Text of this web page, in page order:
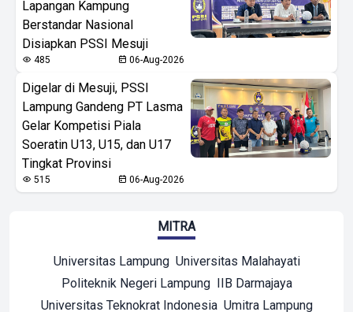
Lapangan Kampung
Berstandar Nasional
Disiapkan PSSI Mesuji
485 06-Aug-2026
Digelar di Mesuji, PSSI
Lampung Gandeng PT Lasma
Gelar Kompetisi Piala
Soeratin U13, U15, dan U17
Tingkat Provinsi
515 06-Aug-2026
MITRA
Universitas Lampung Universitas Malahayati
Politeknik Negeri Lampung IIB Darmajaya
Universitas Teknokrat Indonesia Umitra Lampung